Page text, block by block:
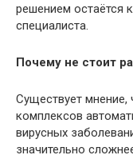
решением остаётся
специалиста.
Почему не стоит
Существует мнение,
комплексов
вирусных
значительно